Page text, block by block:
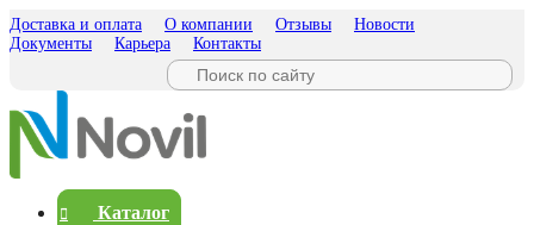
Доставка и оплата О компании Отзывы
Новости
Документы
Карьера Контакты
Каталог